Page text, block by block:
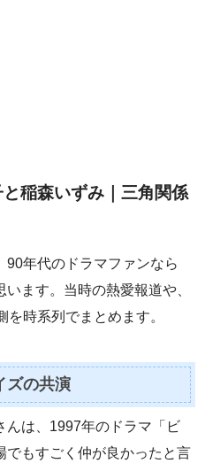
稲森いずみ｜三角関係
90年代のドラマファンなら
ます。当時の熱愛報道や、
時系列でまとめます。
ズの共演
んは、1997年のドラマ「ビ
でもすごく仲が良かったと言